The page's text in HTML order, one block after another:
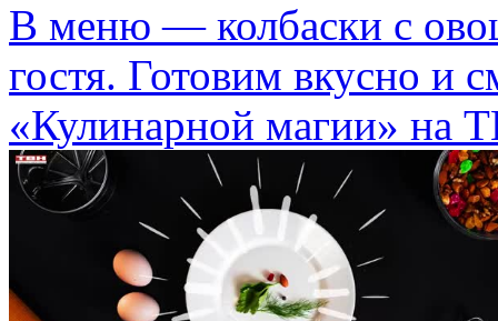
В меню — колбаски с
гостя. Готовим вкусно и
«Кулинарной магии» на